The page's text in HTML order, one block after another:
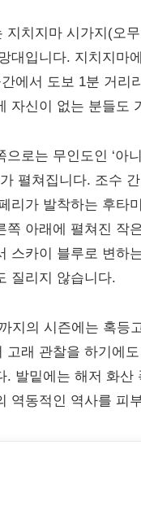
지치지마 시가지(오
대입니다. 지치지마
에서 도보 1분 거리
자신이 없는 분들도
으로는 무인도인 ‘아
가 펼쳐집니다. 조수
리가 발착하는 후타
쪽 아래에 펼쳐진 작
스카이 블루로 변하
질리지 않습니다.
지의 시즌에는 혹등
고래 관찰을 하기에
. 발밑에는 해저 화산
역동적인 역사를 피